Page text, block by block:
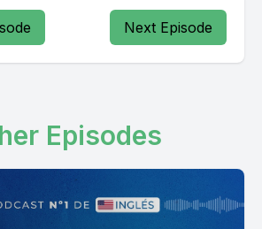
Next Episode
Episodes